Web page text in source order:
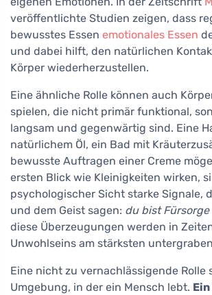
veröffentlichte Studien zeigen, dass
bewusstes Essen emotionales Essen
und dabei hilft, den natürlichen
Körper wiederherzustellen.
Eine ähnliche Rolle können auch
spielen, die nicht primär funktional,
langsam und gegenwärtig sind. Eine
natürlichem Öl, ein Bad mit
bewusste Auftragen einer Creme
ersten Blick wie Kleinigkeiten wirken,
psychologischer Sicht starke Signale,
und dem Geist sagen: du bist
diese Überzeugungen werden in
Unwohlseins am stärksten
Eine nicht zu vernachlässigende Rolle
Umgebung, in der ein Mensch lebt.